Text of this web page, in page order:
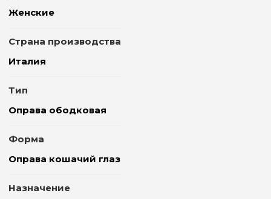
Женские
Страна производства
Италия
Тип
Оправа ободковая
Форма
Оправа кошачий глаз
Назначение